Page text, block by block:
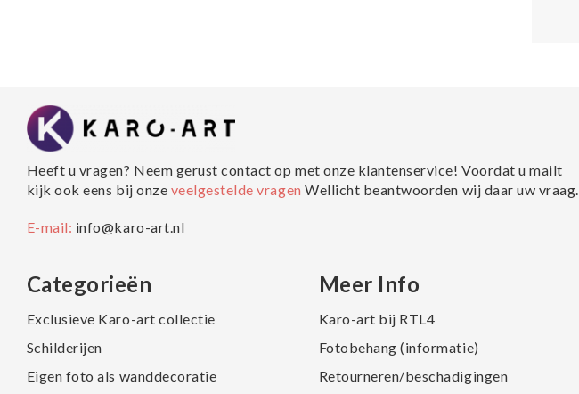
Heeft u vragen? Neem gerust contact op met onze klantenservice! Voordat u mailt
kijk ook eens bij onze veelgestelde vragenWellicht beantwoorden wij daar uw vraag.
E-mail: info@karo-art.nl
Categorieën
Exclusieve Karo-art collectie
Schilderijen
Eigen foto als wanddecoratie
Meer Info
Karo-art bij RTL4
Fotobehang (informatie)
Retourneren/beschadigingen